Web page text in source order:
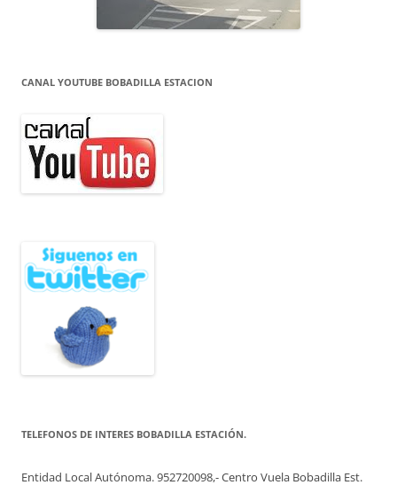
CANAL YOUTUBE BOBADILLA ESTACION
TELEFONOS DE INTERES BOBADILLA ESTACIÓN.
Entidad Local Autónoma. 952720098,- Centro Vuela Bobadilla Est.